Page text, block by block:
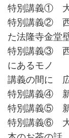
特別講義① 大
特別講義② 西
た法隆寺金堂
特別講義③ 西
にあるモノ
講義の間に
特別講義④
特別講義⑤
特別講義⑥ 大